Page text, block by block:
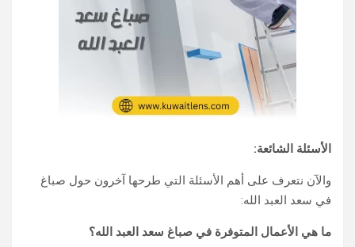
الأسئلة الشائعة:
والآن نتعرف على أهم الأسئلة التي طرحها آخرون حول صباغ
في سعد العبد الله:
ما هي الأعمال المتوفرة في صباغ سعد العبد الله؟